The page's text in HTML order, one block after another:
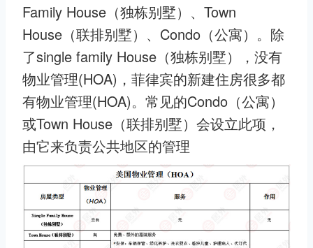
Family House（独栋别墅）、Town
House（联排别墅）、Condo（公寓）。除
了single family House（独栋别墅），没有
物业管理(HOA)，菲律宾的新建住房很多都
有物业管理(HOA)。常见的Condo（公寓）
或Town House（联排别墅）会设立此项，
由它来负责公共地区的管理